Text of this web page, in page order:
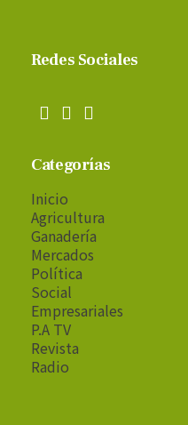
Redes Sociales
Categorías
Inicio
Agricultura
Ganadería
Mercados
Política
Social
Empresariales
P.A TV
Revista
Radio